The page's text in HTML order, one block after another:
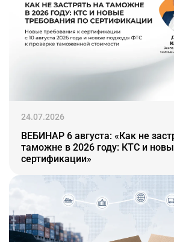
24.07.2026
ВЕБИНАР 6 августа: «Как не
таможне в 2026 году: КТС и
сертификации»